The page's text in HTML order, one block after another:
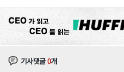
기사댓글0개